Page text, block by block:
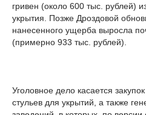
гривен (около 600 тыс. рублей)
укрытия. Позже Дроздовой
нанесенного ущерба выросла
(примерно 933 тыс. рублей).
Уголовное дело касается
стульев для укрытий, а также